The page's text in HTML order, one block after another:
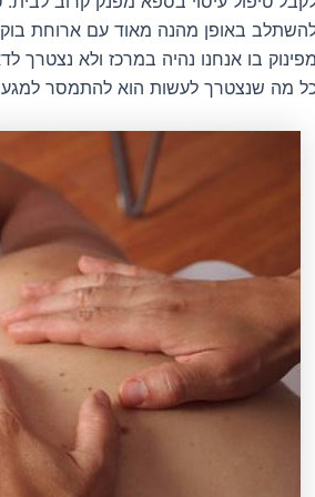
באופן מהנה מאוד עם ארוחת
מפינוק בו אנחנו נהיה במרכז ולא נצטרך
מה שנצטרך לעשות הוא להתמסר למגע